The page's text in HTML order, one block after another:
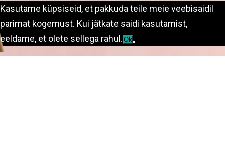
Kasutame küpsiseid, et pakkuda teile meie veebisaidil
parimat kogemust. Kui jätkate saidi kasutamist,
eeldame, et olete sellega rahul. Ok